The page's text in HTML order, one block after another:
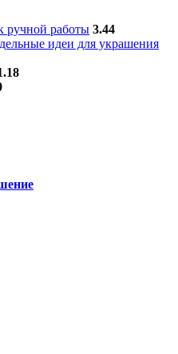
ручной работы 3.44
идеи для украшения